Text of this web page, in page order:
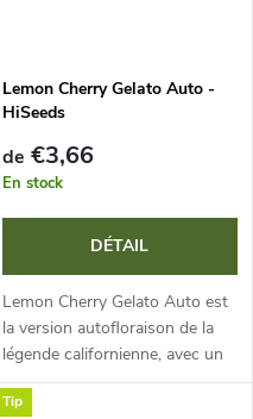
Lemon Cherry Gelato Auto -
HiSeeds
de €3,66
En stock
DÉTAIL
Lemon Cherry Gelato Auto est
la version autofloraison de la
légende californienne, avec un
THC extrêmement élevé
(jusqu’à 28,5 %). Elle offre un
Tip